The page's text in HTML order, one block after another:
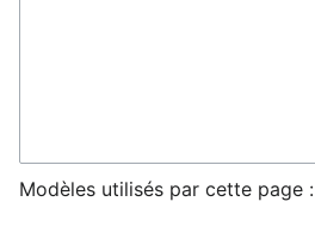
Modèles utilisés par cette page :